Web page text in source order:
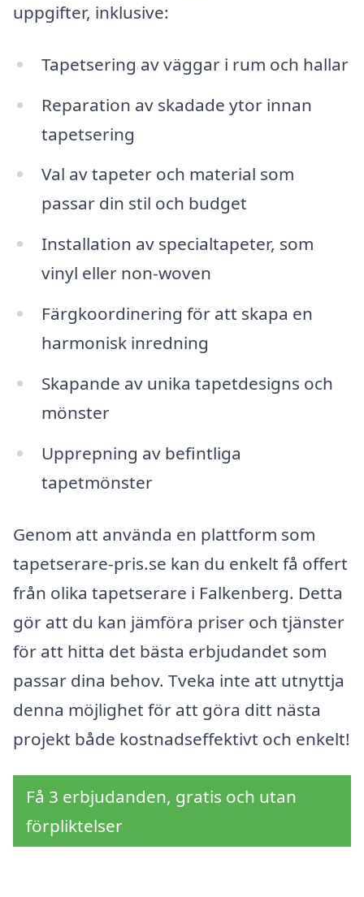
uppgifter, inklusive:
Tapetsering av väggar i rum och hallar
Reparation av skadade ytor innan
tapetsering
Val av tapeter och material som
passar din stil och budget
Installation av specialtapeter, som
vinyl eller non-woven
Färgkoordinering för att skapa en
harmonisk inredning
Skapande av unika tapetdesigns och
mönster
Upprepning av befintliga
tapetmönster
Genom att använda en plattform som
tapetserare-pris.se kan du enkelt få offert
från olika tapetserare i Falkenberg. Detta
gör att du kan jämföra priser och tjänster
för att hitta det bästa erbjudandet som
passar dina behov. Tveka inte att utnyttja
denna möjlighet för att göra ditt nästa
projekt både kostnadseffektivt och enkelt!
Få 3 erbjudanden, gratis och utan
förpliktelser